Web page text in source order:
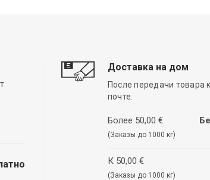
Доставка на дом
После передачи товара
почте.
Более 50,00 €
(Заказы до 1000 кг)
К 50,00 €
(Заказы до 1000 кг)